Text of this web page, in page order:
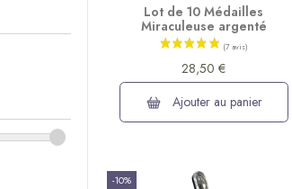
Lot de 10 Médailles
Miraculeuse argenté
28,50 €
Ajouter au panier
-10%